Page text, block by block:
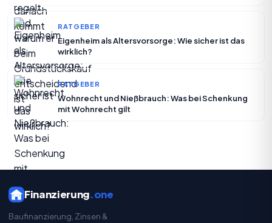
RATGEBER
Eigenheim als Altersvorsorge: Wie sicher ist das
wirklich?
RATGEBER
Wohnrecht und Nießbrauch: Was bei Schenkung
mit Wohnrecht gilt
Finanzierung.one
Baufinanzierung, Zinsen &